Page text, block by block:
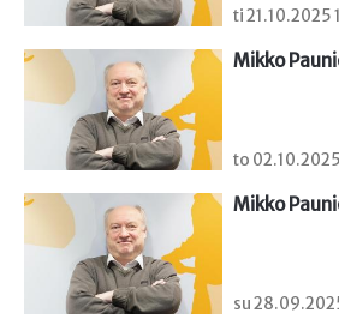
ti 21.10.2025
Mikko
to
Mikko
su